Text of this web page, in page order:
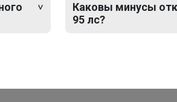
Каковы минусы
95 лс?